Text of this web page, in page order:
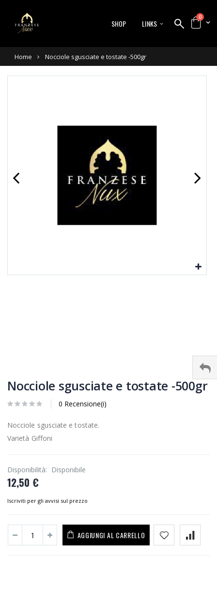
SHOP LINKS
0
Home Nocciole sgusciate e tostate -500gr
Nocciole sgusciate e tostate -500gr
0 Recensione(i)
Nocciole sgusciate e tostate.
Varietà Giffoni
Disponibilità: Disponibile
12,50 €
Iscriviti per gli avvisi sul prezzo
AGGIUNGI AL CARRELLO